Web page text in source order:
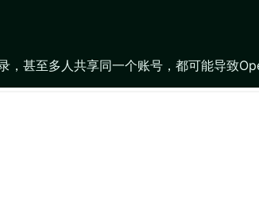
，甚至多人共享同一个账号，都可能导致